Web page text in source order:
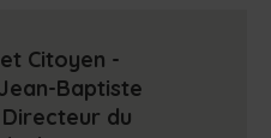
Citoyen -
Baptiste
Directeur du